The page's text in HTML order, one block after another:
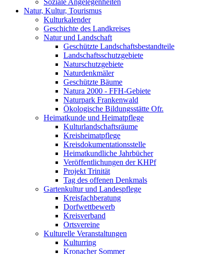
Soziale Angelegenheiten
Natur, Kultur, Tourismus
Kulturkalender
Geschichte des Landkreises
Natur und Landschaft
Geschützte Landschaftsbestandteile
Landschaftsschutzgebiete
Naturschutzgebiete
Naturdenkmäler
Geschützte Bäume
Natura 2000 - FFH-Gebiete
Naturpark Frankenwald
Ökologische Bildungsstätte Ofr.
Heimatkunde und Heimatpflege
Kulturlandschaftsräume
Kreisheimatpflege
Kreisdokumentationsstelle
Heimatkundliche Jahrbücher
Veröffentlichungen der KHPf
Projekt Trinität
Tag des offenen Denkmals
Gartenkultur und Landespflege
Kreisfachberatung
Dorfwettbewerb
Kreisverband
Ortsvereine
Kulturelle Veranstaltungen
Kulturring
Kronacher Sommer